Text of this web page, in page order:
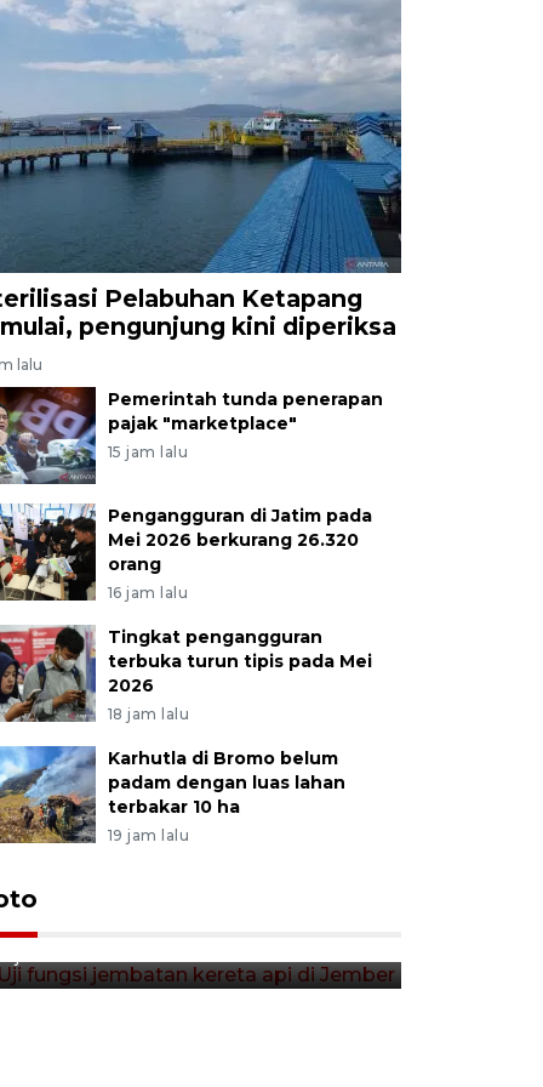
Pelabuhan Ketapang
pengunjung kini diperiksa
lalu
Pemerintah tunda penerapan
pajak "marketplace"
15 jam lalu
Pengangguran di Jatim pada
Mei 2026 berkurang 26.320
orang
16 jam lalu
Tingkat pengangguran
terbuka turun tipis pada Mei
2026
18 jam lalu
Karhutla di Bromo belum
padam dengan luas lahan
terbakar 10 ha
19 jam lalu
Uji fungsi jembatan kereta api
di Jember